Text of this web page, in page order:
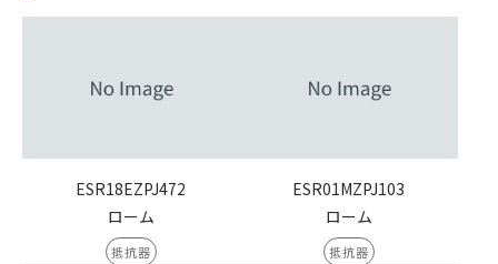
ESR18EZPJ472
ローム
抵抗器
ESR01MZPJ103
ローム
抵抗器